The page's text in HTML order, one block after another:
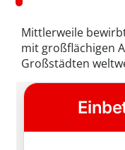
Mittlerweile
mit großflächigen
Großstädten